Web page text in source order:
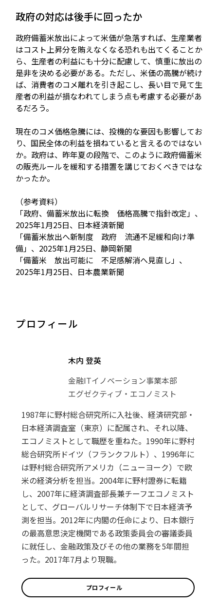
政府の対応は後手に回ったか
政府備蓄米放出によって米価が急落すれば、生産業者
はコスト上昇分を賄えなくなる恐れも出てくることか
ら、生産者の利益にも十分に配慮して、慎重に放出の
是非を決める必要がある。ただし、米価の高騰が続け
ば、消費者のコメ離れを引き起こし、長い目で見て生
産者の利益が損なわれてしまう点も考慮する必要があ
るだろう。
現在のコメ価格急騰には、投機的な要因も影響してお
り、国民全体の利益を損ねていると言えるのではない
か。政府は、昨年夏の段階で、このように政府備蓄米
の販売ルールを緩和する措置を講じておくべきではな
かったか。
（参考資料）
「政府、備蓄米放出に転換 価格高騰で指針改定」、
2025年1月25日、日本経済新聞
「備蓄米放出へ新制度 政府 流通不足緩和向け準
備」、2025年1月25日、静岡新聞
「備蓄米 放出可能に 不足感解消へ見直し」、
2025年1月25日、日本農業新聞
プロフィール
木内 登英
金融ITイノベーション事業本部
エグゼクティブ・エコノミスト
1987年に野村総合研究所に入社後、経済研究部・
日本経済調査室（東京）に配属され、それ以降、
エコノミストとして職歴を重ねた。1990年に野村
総合研究所ドイツ（フランクフルト）、1996年に
は野村総合研究所アメリカ（ニューヨーク）で欧
米の経済分析を担当。2004年に野村證券に転籍
し、2007年に経済調査部長兼チーフエコノミスト
として、グローバルリサーチ体制下で日本経済予
測を担当。2012年に内閣の任命により、日本銀行
の最高意思決定機関である政策委員会の審議委員
に就任し、金融政策及びその他の業務を5年間担
った。2017年7月より現職。
プロフィール